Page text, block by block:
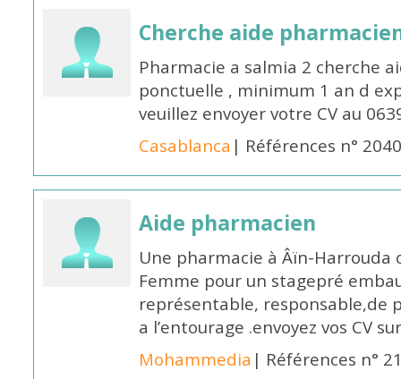
Cherche aide
Pharmacie a salmia 2 cherche
ponctuelle , minimum 1 an d
veuillez envoyer votre CV au
Casablanca | Références n°
Aide pharmacien
Une pharmacie à Âïn-Harrouda
Femme pour un stagepré
représentable,
a l’entourage .envoyez vos CV
Mohammedia | Références n°